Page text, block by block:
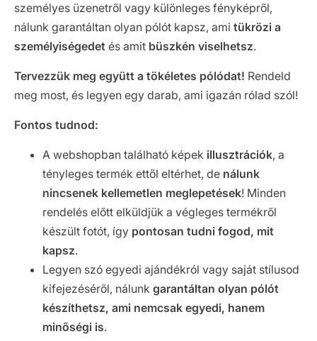
személyes üzenetről vagy különleges fényképről,
nálunk garantáltan olyan pólót kapsz, ami tükrözi a
személyiségedet és amit büszkén viselhetsz.
Tervezzük meg együtt a tökéletes pólódat! Rendeld
meg most, és legyen egy darab, ami igazán rólad szól!
Fontos tudnod:
A webshopban található képek illusztrációk, a
tényleges termék ettől eltérhet, de nálunk
nincsenek kellemetlen meglepetések! Minden
rendelés előtt elküldjük a végleges termékről
készült fotót, így pontosan tudni fogod, mit
kapsz.
Legyen szó egyedi ajándékról vagy saját stílusod
kifejezéséről, nálunk garantáltan olyan pólót
készíthetsz, ami nemcsak egyedi, hanem
minőségi is.